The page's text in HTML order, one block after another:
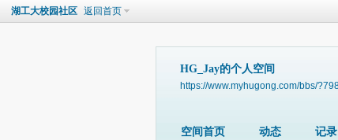
湖工大校园社区 返回首页
HG_Jay的个人空间
https://www.myhugong.com/bbs/
空间首页 动态 记录